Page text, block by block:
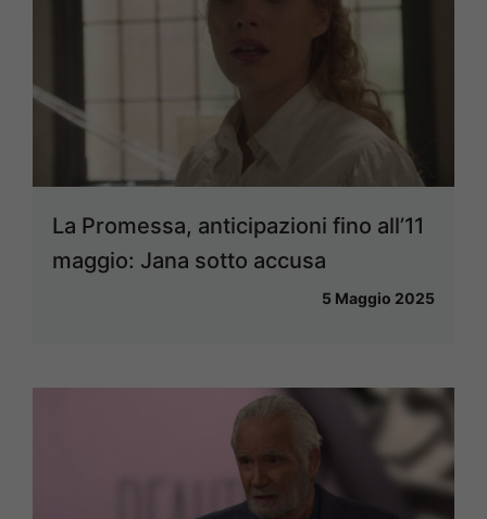
La Promessa, anticipazioni fino all’11
maggio: Jana sotto accusa
5 Maggio 2025